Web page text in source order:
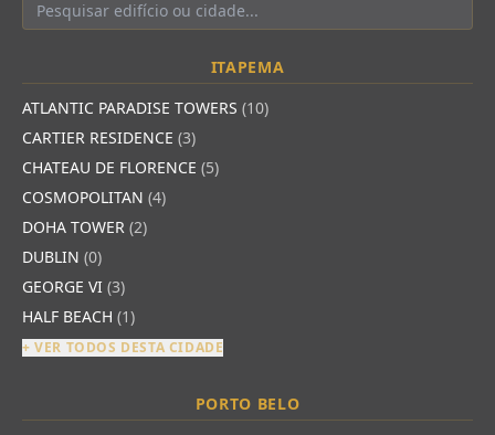
ITAPEMA
ATLANTIC PARADISE TOWERS (10)
CARTIER RESIDENCE (3)
CHATEAU DE FLORENCE (5)
COSMOPOLITAN (4)
DOHA TOWER (2)
DUBLIN (0)
GEORGE VI (3)
HALF BEACH (1)
+ VER TODOS DESTA CIDADE
PORTO BELO